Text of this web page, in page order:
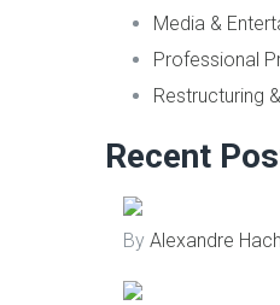
Media &
Professional
Restructuring
Recent
By Alexandre